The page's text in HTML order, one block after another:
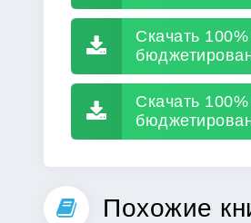
Скачать
Скачать
Похожие